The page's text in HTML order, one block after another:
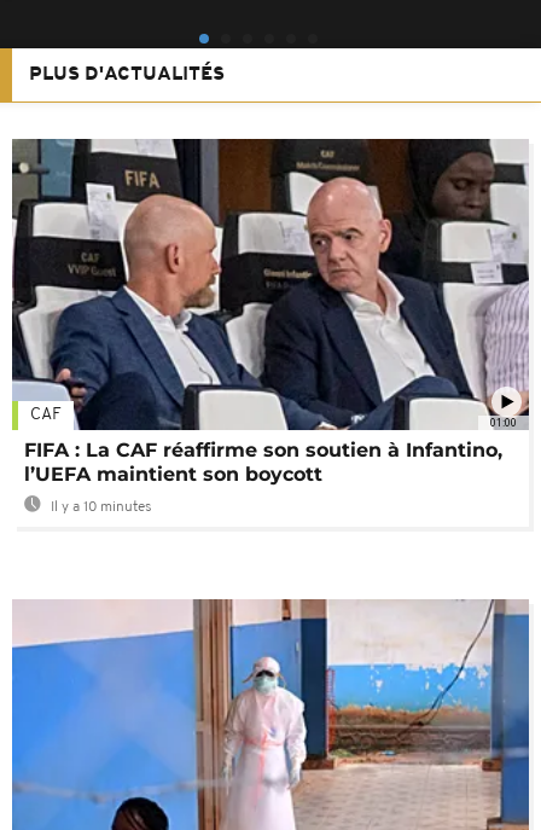
PLUS D'ACTUALITÉS
01:00
CAF
FIFA : La CAF réaffirme son soutien à Infantino,
l’UEFA maintient son boycott
Il y a 10 minutes